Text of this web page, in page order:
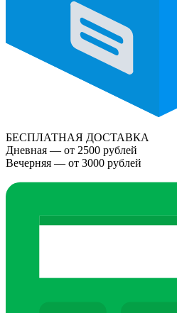
БЕСПЛАТНАЯ ДОСТАВКА
Дневная — от 2500 рублей
Вечерняя — от 3000 рублей